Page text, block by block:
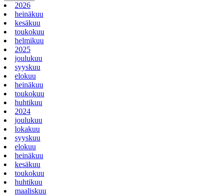
2026
heinäkuu
kesäkuu
toukokuu
helmikuu
2025
joulukuu
syyskuu
elokuu
heinäkuu
toukokuu
huhtikuu
2024
joulukuu
lokakuu
syyskuu
elokuu
heinäkuu
kesäkuu
toukokuu
huhtikuu
maaliskuu